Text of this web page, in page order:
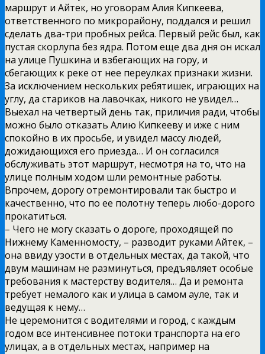
маршрут и Айтек, но уговорам Алия Кипкеева,
ответственного по микрорайону, поддался и решил
сделать два-три пробных рейса. Первый рейс был, как
пустая скорлупа без ядра. Потом еще два дня он искал
на улице Пушкина и взбегающих на гору, и
сбегающих к реке от нее переулках признаки жизни.
За исключением нескольких ребятишек, играющих на
углу, да стариков на лавочках, никого не увидел…
Выехал на четвертый день так, приличия ради, чтобы
можно было отказать Алию Кипкееву и иже с ним
спокойно в их просьбе, и увидел массу людей,
дожидающихся его приезда… И он согласился
обслуживать этот маршрут, несмотря на то, что на
улице полным ходом шли ремонтные работы.
Впрочем, дорогу отремонтировали так быстро и
качественно, что по ее полотну теперь любо-дорого
прокатиться.
– Чего не могу сказать о дороге, проходящей по
Нижнему Каменномосту, – разводит руками Айтек, –
она ввиду узости в отдельных местах, да такой, что
двум машинам не разминуться, предъявляет особые
требования к мастерству водителя… Да и ремонта
требует немалого как и улица в самом ауле, так и
ведущая к нему…
Не церемонится с водителями и город, с каждым
годом все интенсивнее потоки транспорта на его
улицах, а в отдельных местах, например на